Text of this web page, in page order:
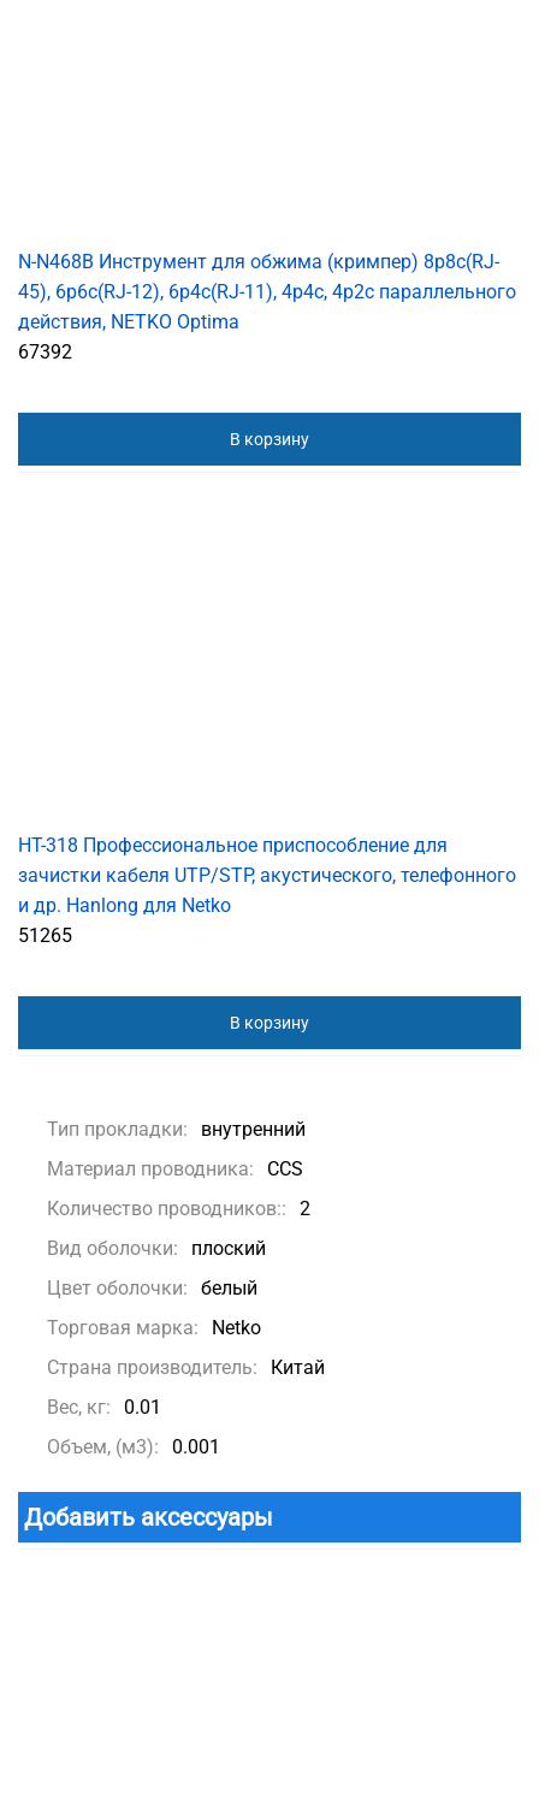
N-N468B Инструмент для обжима (кримпер) 8p8c(RJ-
45), 6p6c(RJ-12), 6p4c(RJ-11), 4p4c, 4р2с параллельного
действия, NETKO Optima
67392
В корзину
HT-318 Профессиональное приспособление для
зачистки кабеля UTP/STP, акустического, телефонного
и др. Hanlong для Netko
51265
В корзину
Тип прокладки:
внутренний
Материал проводника:
CCS
Количество проводников::
2
Вид оболочки:
плоский
Цвет оболочки:
белый
Торговая марка:
Netko
Страна производитель:
Китай
Вес, кг:
0.01
Объем, (м3):
0.001
Добавить аксессуары